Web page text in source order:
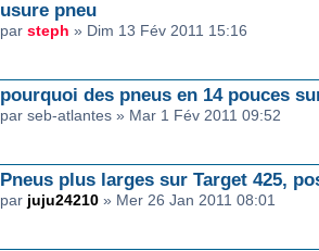
usure pneu
par steph » Dim 13 Fév 2011 15:16
pourquoi des pneus en 14 pouces
par seb-atlantes » Mar 1 Fév 2011 09:52
Pneus plus larges sur Target 425,
par juju24210 » Mer 26 Jan 2011 08:01